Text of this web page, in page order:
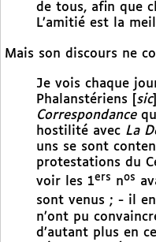
de tous, afin que
L’amitié est la
Mais son discours ne
Je vois chaque
Phalanstériens [ sic
Correspondance
hostilité avec La
uns se sont
protestations du
voir les 1ers nos
sont venus ; - il
n’ont pu
d’autant plus en